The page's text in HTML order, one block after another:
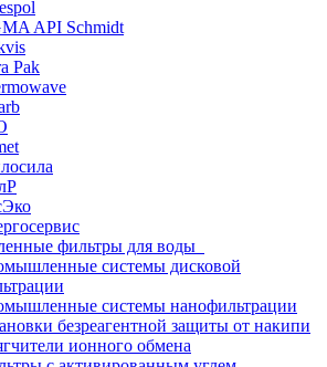
API Schmidt
Pak
фильтры для воды
системы дисковой
системы нанофильтрации
безреагентной защиты от накипи
ионного обмена